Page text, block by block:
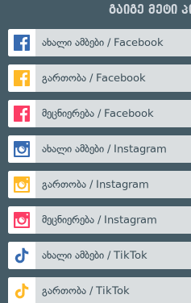
გაიგე მეტი
ახალი ამბები / Facebook
გართობა / Facebook
მეცნიერება / Facebook
ახალი ამბები / Instagram
გართობა / Instagram
მეცნიერება / Instagram
ახალი ამბები / TikTok
გართობა / TikTok